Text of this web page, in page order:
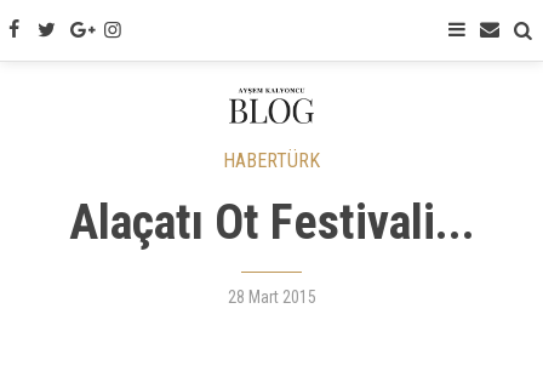
HABERTÜRK
Alaçatı Ot Festivali...
28 Mart 2015